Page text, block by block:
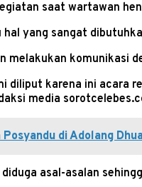
saat wartawan
yang sangat
melakukan
diliput karena ini acara
media
di Adolang
asal-asalan